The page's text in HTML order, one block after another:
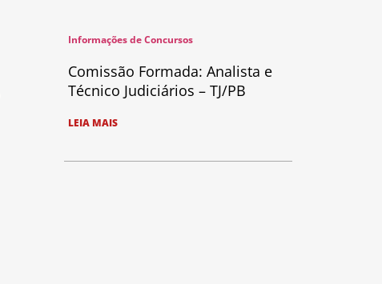
Informações de Concursos
Comissão Formada: Analista e
Técnico Judiciários – TJ/PB
LEIA MAIS